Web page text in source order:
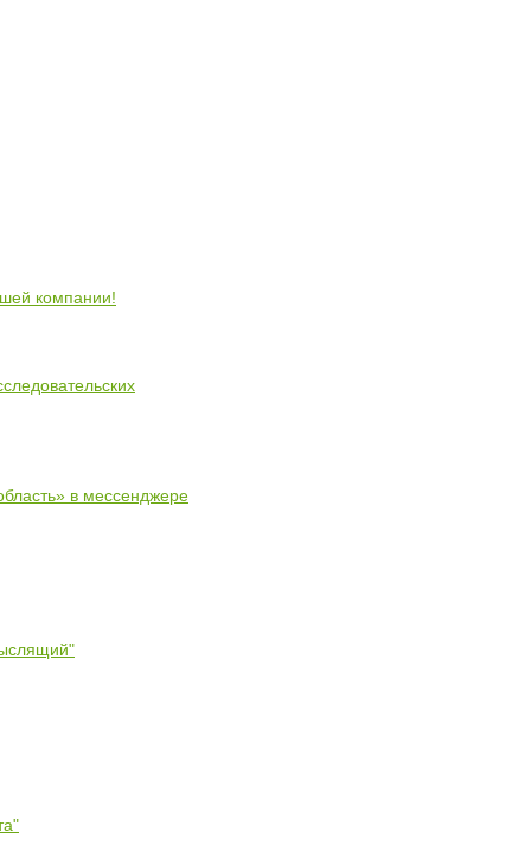
компании!
в мессенджере